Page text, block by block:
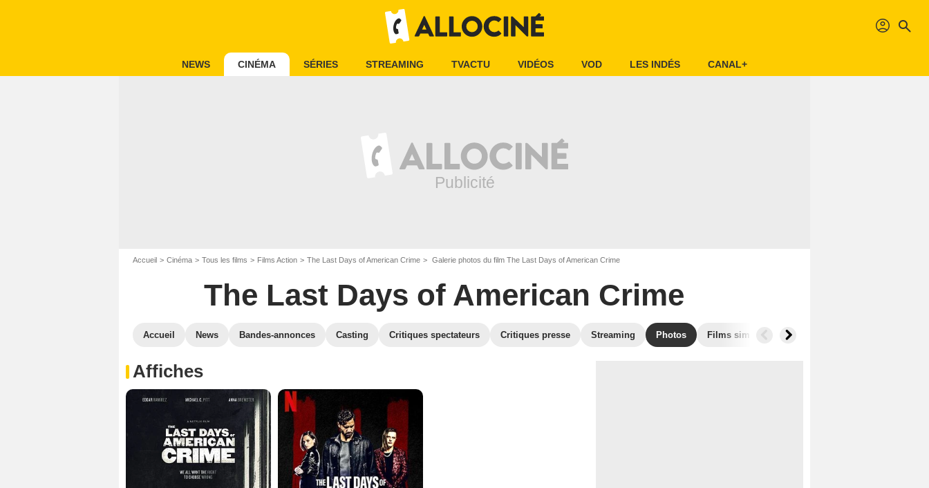
profil search
NEWS CINÉMA SÉRIES STREAMING TVACTU VIDÉOS VOD LES INDÉS CANAL+
Accueil Cinéma Tous les films Films Action The Last Days of American Crime Galerie photos du film The Last Days of American Crime
The Last Days of American Crime
Accueil News Bandes-annonces Casting Critiques spectateurs Critiques presse Streaming Photos Films similaires
Affiches